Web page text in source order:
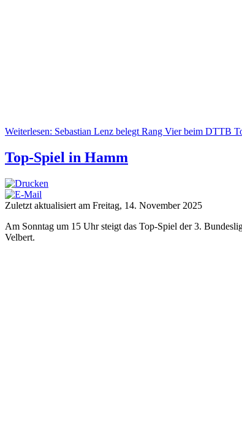
Weiterlesen: Sebastian Lenz belegt Rang Vier beim DTTB
Top-Spiel in Hamm
Zuletzt aktualisiert am Freitag, 14. November 2025
Am Sonntag um 15 Uhr steigt das Top-Spiel der 3.
Velbert.